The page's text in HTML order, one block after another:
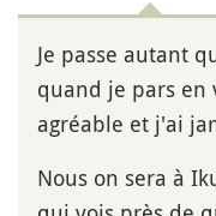
Je passe autant
quand je pars en
agréable et j'ai
Nous on sera à